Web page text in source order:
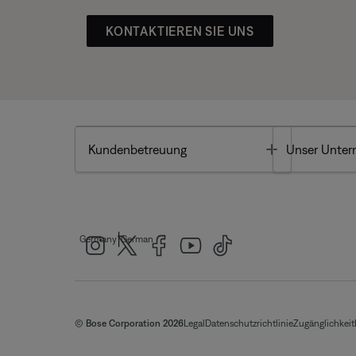
KONTAKTIEREN SIE UNS
Kundenbetreuung Toggle
Unser
Germany|German
© Bose Corporation 2026Legal DatenschutzrichtlinieZugänglichkeit